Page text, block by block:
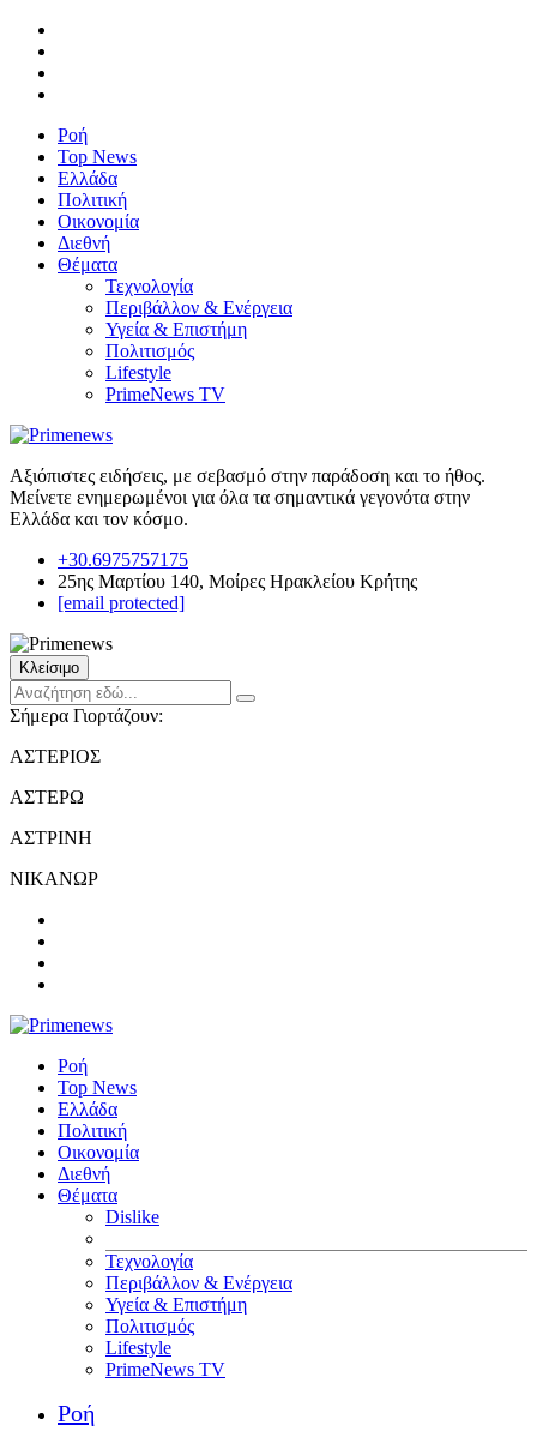
Ροή
Top News
Ελλάδα
Πολιτική
Οικονομία
Διεθνή
Θέματα
Τεχνολογία
Περιβάλλον & Ενέργεια
Υγεία & Επιστήμη
Πολιτισμός
Lifestyle
PrimeNews TV
Αξιόπιστες ειδήσεις, με σεβασμό στην παράδοση και το ήθος.
Μείνετε ενημερωμένοι για όλα τα σημαντικά γεγονότα στην
Ελλάδα και τον κόσμο.
+30.6975757175
25ης Μαρτίου 140, Μοίρες Ηρακλείου Κρήτης
[email protected]
Κλείσιμο
Σήμερα Γιορτάζουν:
ΑΣΤΕΡΙΟΣ
ΑΣΤΕΡΩ
ΑΣΤΡΙΝΗ
ΝΙΚΑΝΩΡ
Ροή
Top News
Ελλάδα
Πολιτική
Οικονομία
Διεθνή
Θέματα
Dislike
Τεχνολογία
Περιβάλλον & Ενέργεια
Υγεία & Επιστήμη
Πολιτισμός
Lifestyle
PrimeNews TV
Ροή